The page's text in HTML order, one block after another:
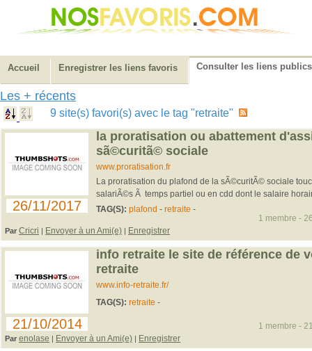
Accueil Enregistrer les liens favoris Consulter les liens publics
Les + récents
9 site(s) favori(s) avec le tag "retraite"
26/11/2017
la proratisation ou abattement
sã©curitã© sociale
www.proratisation.fr
La proratisation du plafond de la sÃ©curitÃ© sociale
salariÃ©s Ã temps partiel ou en cdd dont le salaire
TAG(S): plafond - retraite -
Par Cricri | Envoyer à un Ami(e) | Enregistrer
1 membre -
21/10/2014
info retraite le site de référence de
retraite
www.info-retraite.fr/
TAG(S): retraite -
Par enolase | Envoyer à un Ami(e) | Enregistrer
1 membre -